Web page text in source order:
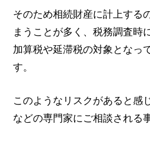
そのため相続財産に計上する
まうことが多く、税務調査時
加算税や延滞税の対象となっ
す。
このようなリスクがあると感
などの専門家にご相談される